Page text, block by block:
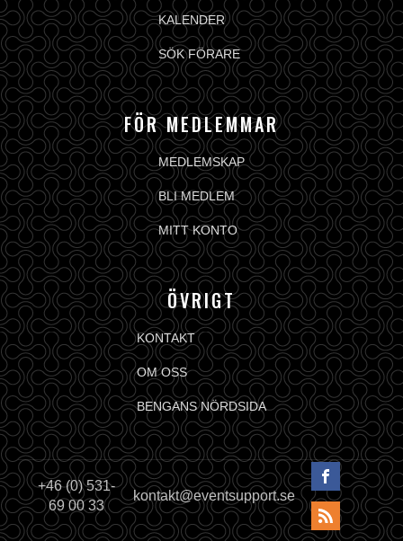
KALENDER
SÖK FÖRARE
FÖR MEDLEMMAR
MEDLEMSKAP
BLI MEDLEM
MITT KONTO
ÖVRIGT
KONTAKT
OM OSS
BENGANS NÖRDSIDA
+46 (0) 531-
69 00 33
kontakt@eventsupport.se